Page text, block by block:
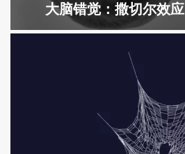
大脑错觉：撒切尔效应